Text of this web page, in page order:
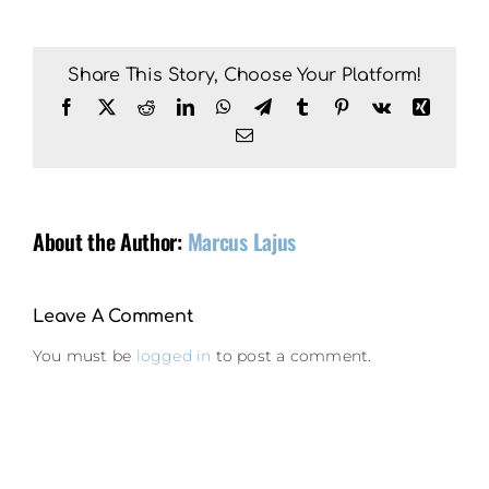
Share This Story, Choose Your Platform!
Facebook
X RedditLinkedInWhatsApp
TelegramTumblr Pinterest
Vk
Xing
Email
About the Author: Marcus Lajus
Leave A Comment
You must be logged in to post a comment.